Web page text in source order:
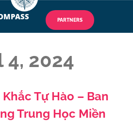
PARTNERS
4, 2024
Tự Hào – Ban
Trung Học Miền